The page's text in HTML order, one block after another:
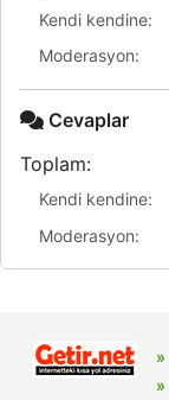
Kendi kendine:
Moderasyon:
Cevaplar
Toplam:
Kendi kendine:
Moderasyon: